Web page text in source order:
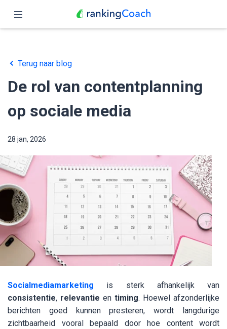
Functies
Prijzen
Partners
Blog
Nederlands
Terug naar blog
De rol van contentplanning
op sociale media
28 jan, 2026
Socialmediamarketing
is sterk afhankelijk van
consistentie, relevantie en timing. Hoewel afzonderlijke
berichten goed kunnen presteren, wordt langdurige
zichtbaarheid vooral bepaald door hoe content wordt